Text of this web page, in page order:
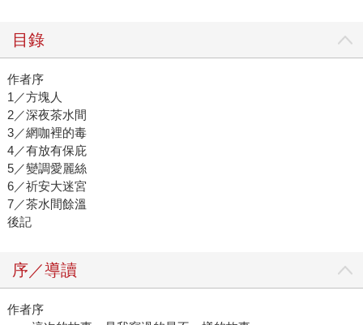
目錄
作者序
1／方塊人
2／深夜茶水間
3／網咖裡的毒
4／有放有保庇
5／變調愛麗絲
6／祈安大迷宮
7／茶水間餘溫
後記
序／導讀
作者序